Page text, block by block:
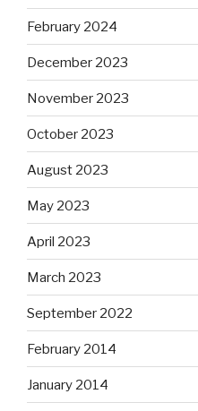
February 2024
December 2023
November 2023
October 2023
August 2023
May 2023
April 2023
March 2023
September 2022
February 2014
January 2014